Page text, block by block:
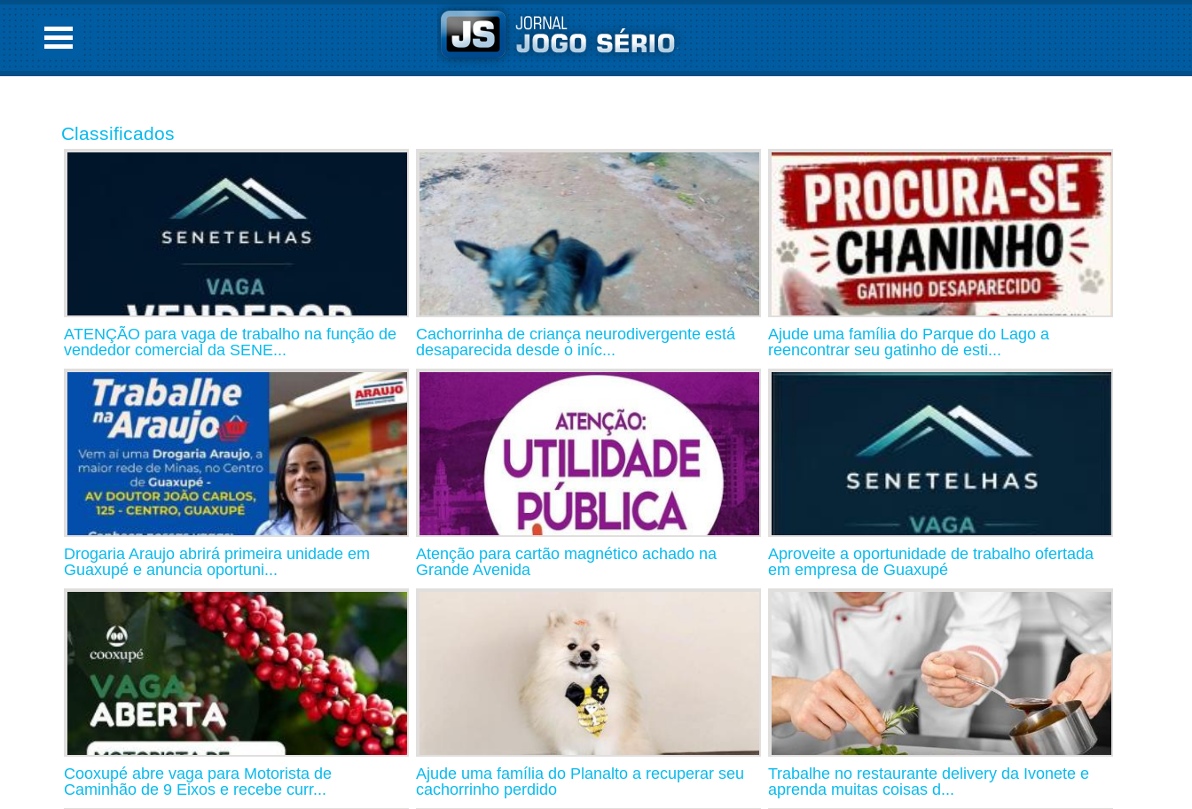
Classificados
ATENÇÃO para vaga de trabalho na função de
vendedor comercial da SENE...
Cachorrinha de criança neurodivergente está
desaparecida desde o iníc...
Ajude uma família do Parque do Lago a
reencontrar seu gatinho de esti...
Drogaria Araujo abrirá primeira unidade em
Guaxupé e anuncia oportuni...
Atenção para cartão magnético achado na
Grande Avenida
Aproveite a oportunidade de trabalho ofertada
em empresa de Guaxupé
Cooxupé abre vaga para Motorista de
Caminhão de 9 Eixos e recebe curr...
Ajude uma família do Planalto a recuperar seu
cachorrinho perdido
Trabalhe no restaurante delivery da Ivonete e
aprenda muitas coisas d...